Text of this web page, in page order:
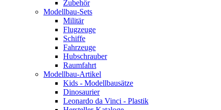
Zubehör
Modellbau-Sets
Militär
Flugzeuge
Schiffe
Fahrzeuge
Hubschrauber
Raumfahrt
Modellbau-Artikel
Kids - Modellbausätze
Dinosaurier
Leonardo da Vinci - Plastik